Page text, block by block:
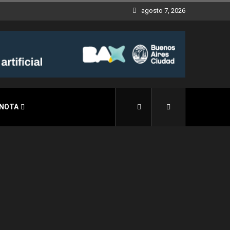
agosto 7, 2026